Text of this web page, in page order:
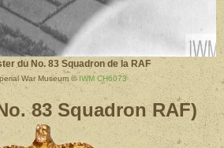
du No. 83 Squadron de la RAF
War Museum ©IWM CH6073
83Squadron RAF)